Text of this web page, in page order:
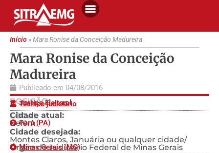
Início»Mara Ronise da Conceição Madureira
Mara Ronise da Conceição
Madureira
Publicado em 04/08/2016
POSIÇÃO
Justiça Eleitoral
Técnico judiciário
LOCAL
Cidade atual:
Belém
Pará (PA)
Cidade desejada:
Montes Claros, Januária ou qualquer cidade/
Órgão do Judiciário Federal de Minas Gerais
Minas Gerais (MG)